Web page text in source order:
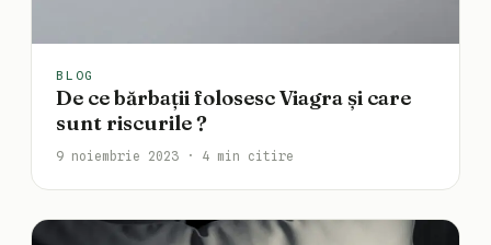
BLOG
De ce bărbații folosesc Viagra și care
sunt riscurile ?
9 noiembrie 2023 · 4 min citire